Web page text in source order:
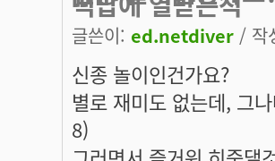
글쓴이: ed.netdiver / 작
신종 놀이인건가요?
별로 재미도 없는데, 그
8)